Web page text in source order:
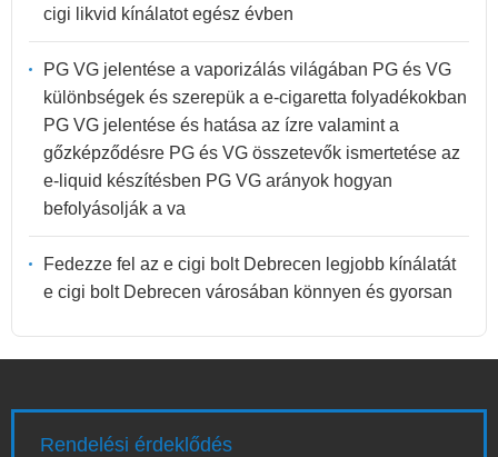
cigi likvid kínálatot egész évben
PG VG jelentése a vaporizálás világában PG és VG
különbségek és szerepük a e-cigaretta folyadékokban
PG VG jelentése és hatása az ízre valamint a
gőzképződésre PG és VG összetevők ismertetése az
e-liquid készítésben PG VG arányok hogyan
befolyásolják a va
Fedezze fel az e cigi bolt Debrecen legjobb kínálatát
e cigi bolt Debrecen városában könnyen és gyorsan
Rendelési érdeklődés